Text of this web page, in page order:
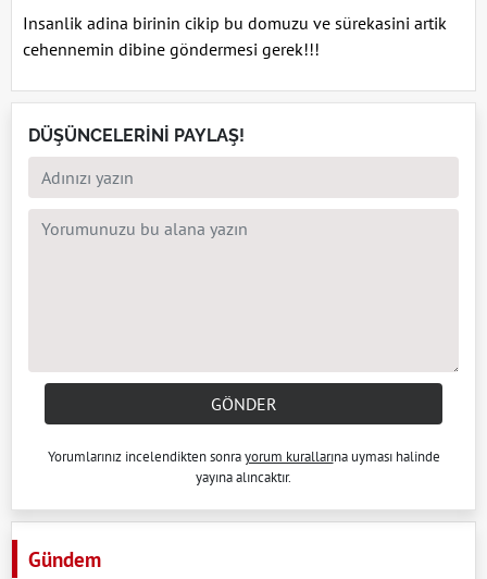
Insanlik adina birinin cikip bu domuzu ve sürekasini artik
cehennemin dibine göndermesi gerek!!!
DÜŞÜNCELERİNİ PAYLAŞ!
GÖNDER
Yorumlarınız incelendikten sonrayorum kurallarına uyması halinde
yayına alıncaktır.
Gündem